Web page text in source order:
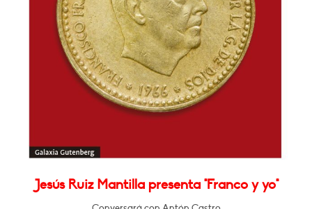
Jesús Ruiz Mantilla presenta "Franco y yo"